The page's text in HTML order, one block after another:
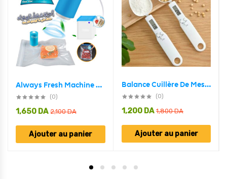
Always Fresh Machine De Scellage Portable Avec 5 Sacs – جهاز تفريغ وشفط الهواء من أكياس حفظ الطعام
(0)
2,100DA
1,650 DA
Ajouter au panier
Balance Cuillère De Mesure Cuisine Électronique 500G/0.1G
(0)
1,800DA
1,200 DA
Ajouter au panier